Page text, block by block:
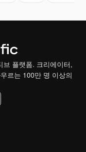
브 플랫폼. 크리에이터,
르는 100만 명 이상의